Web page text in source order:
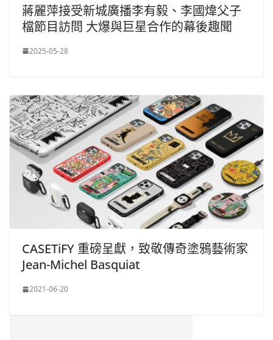
蔣麗萍接受新城廣播李有毅、李國煒父子
檔節目訪問 大爆與巨星合作的幕後趣聞
2025-05-28
CASETiFY 重磅呈獻，致敬傳奇塗鴉藝術家
Jean-Michel Basquiat
2021-06-20